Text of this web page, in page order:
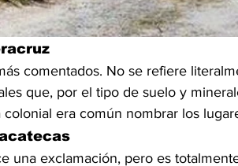
comentados. No se refiere
que, por el tipo de suelo y
colonial era común nombrar los
una exclamación, pero es